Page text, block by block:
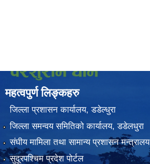
महत्वपुर्ण लिङ्कहरु
जिल्ला प्रशासन कार्यालय, डडेल्धुरा
जिल्ला समन्वय समितिको कार्यालय, डडेलधुरा
संघीय मामिला तथा सामान्य प्रशासन मन्त्रालय
सुदूरपश्चिम प्रदेश पोर्टल